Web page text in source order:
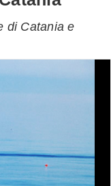
di Catania e